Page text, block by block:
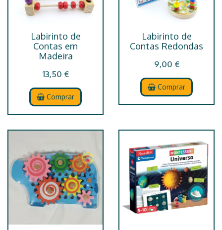
Labirinto de
Contas em
Madeira
13,50 €
Comprar
Labirinto de
Contas Redondas
9,00 €
Comprar